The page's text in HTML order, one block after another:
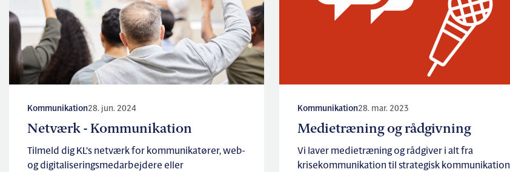
Kommunikation28. jun. 2024
Netværk - Kommunikation
Tilmeld dig KL’s netværk for kommunikatører, web-
og digitaliseringsmedarbejdere eller
Kommunikation28. mar. 2023
Medietræning og rådgivning
Vi laver medietræning og rådgiver i alt fra
krisekommunikation til strategisk kommunikation